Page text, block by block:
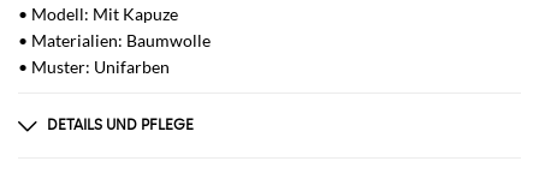
• Modell: Mit Kapuze
• Materialien: Baumwolle
• Muster: Unifarben
DETAILS UND PFLEGE